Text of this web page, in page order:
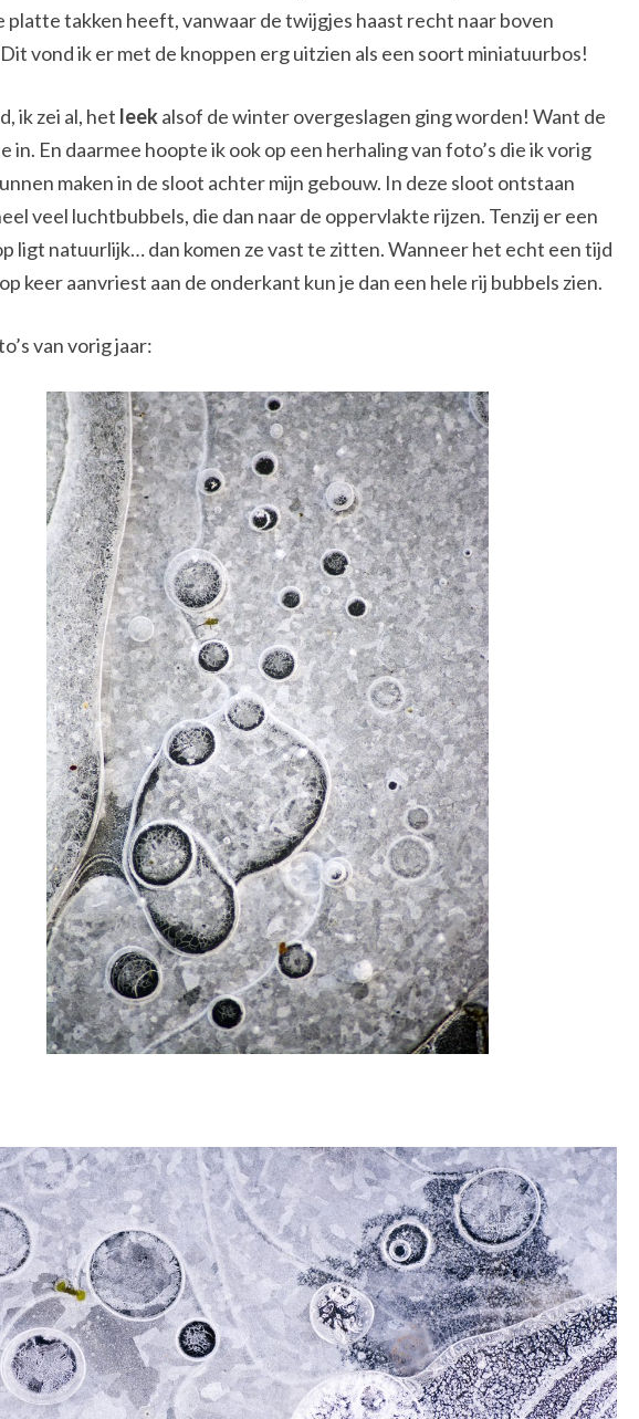
platte takken heeft, vanwaar de twijgjes haast recht naar boven
vond ik er met de knoppen erg uitzien als een soort miniatuurbos!
ik zei al, het leekalsof de winter overgeslagen ging worden! Want de
in. En daarmee hoopte ik ook op een herhaling van foto’s die ik vorig
maken in de sloot achter mijn gebouw. In deze sloot ontstaan
veel luchtbubbels, die dan naar de oppervlakte rijzen. Tenzij er een
ligt natuurlijk… dan komen ze vast te zitten. Wanneer het echt een tijd
keer aanvriest aan de onderkant kun je dan een hele rij bubbels zien.
van vorig jaar: